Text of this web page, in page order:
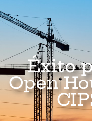
Éxito
Open